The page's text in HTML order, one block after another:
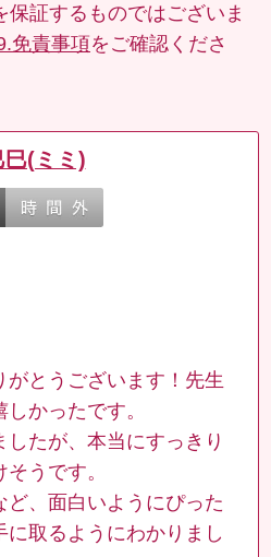
証するものではございま
免責事項をご確認くださ
巳(ミミ)
がとうございます！先生
かったです。
たが、本当にすっきり
うです。
、面白いようにぴった
に取るようにわかりまし